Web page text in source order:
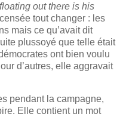
out there is his
tout changer : les
mais ce qu’avait dit
plussoyé que telle était
ont bien voulu
d’autres, elle aggravait
pendant la campagne,
Elle contient un mot